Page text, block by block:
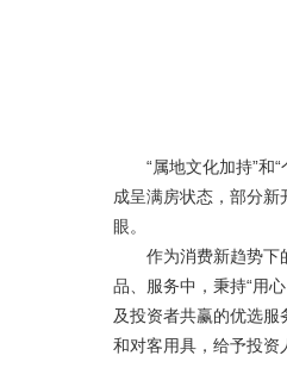
“属地文化加持”和“
成呈满房状态，部分
眼。
作为消费新趋势下的
品、服务中，秉持“用
及投资者共赢的优选
和对客用具，给予投资